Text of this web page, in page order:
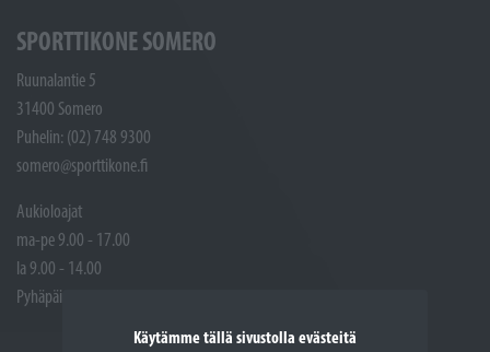
Käytämme tällä sivustolla evästeitä
SPORTTIKONE SOMERO
Ruunalantie 5
31400 Somero
Puhelin: (02) 748 9300
somero@sporttikone.fi
Aukioloajat
ma-pe 9.00 - 17.00
la 9.00 - 14.00
Pyhäpäivät suljettuna